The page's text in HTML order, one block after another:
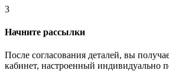
3
Начните рассылки
После согласования деталей, вы
кабинет, настроенный индивидуально